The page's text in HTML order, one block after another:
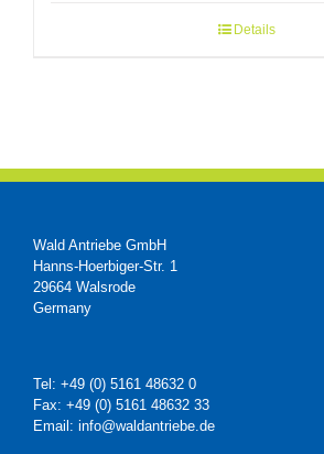
Details
Wald Antriebe GmbH
Hanns-Hoerbiger-Str. 1
29664 Walsrode
Germany
Tel: +49 (0) 5161 48632 0
Fax: +49 (0) 5161 48632 33
Email: info@waldantriebe.de